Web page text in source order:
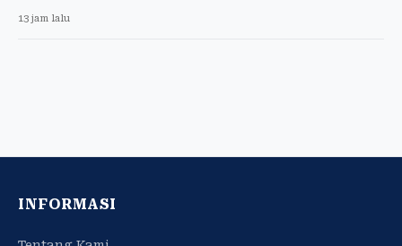
13 jam lalu
INFORMASI